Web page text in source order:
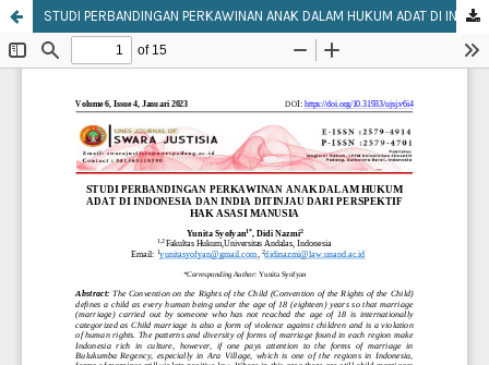
STUDI PERBANDINGAN PERKAWINAN ANAK DALAM HUKUM ADAT DI INDONESIA DAN INDIA DITINJAU DARI PERSPEKTIF HAK ASASI MANUSIA